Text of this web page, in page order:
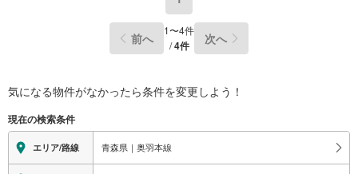
さらに教育施設や商業施設、子育て環境や行政などの地域情報を総合し、
お客様により良い物件選びをしていただけるよう、しっかりとサポートさ
様々なご相談はもちろん、
ご購入時に気になる住宅ローンや各種税金についても、誠心誠意ご説明さ
せていただきます。
各店舗ではキッズスペースも完備！お子様連れのご家族皆様で、ぜひお越
しください。
営業時間:10:00～18:00（定休日:火・水曜日 ※店舗により変動あり）
現地のご案内も可能ですので、どうぞお気軽にお問い合わせください！
前へ 1〜4件
/4件 次へ
気になる物件がなかったら条件を変更しよう！
現在の検索条件
エリア/路線 青森県｜奥羽本線